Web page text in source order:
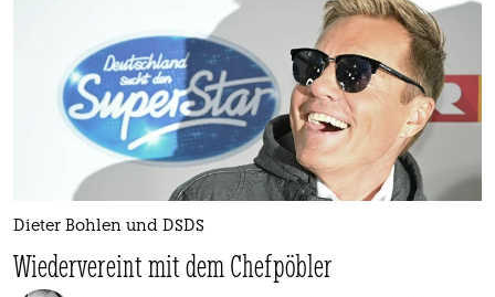
Dieter Bohlen und DSDS
Wiedervereint mit dem Chefpöbler